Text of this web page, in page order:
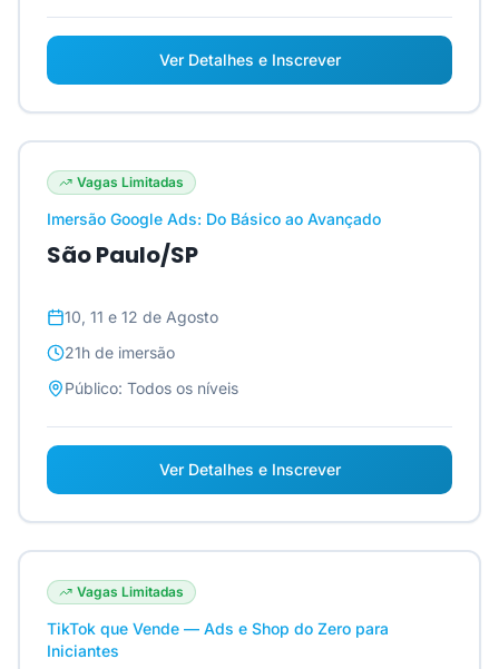
Ver Detalhes e Inscrever
Vagas Limitadas
Imersão Google Ads: Do Básico ao Avançado
São Paulo/SP
10, 11 e 12 de Agosto
21h de imersão
Público: Todos os níveis
Ver Detalhes e Inscrever
Vagas Limitadas
TikTok que Vende — Ads e Shop do Zero para
Iniciantes